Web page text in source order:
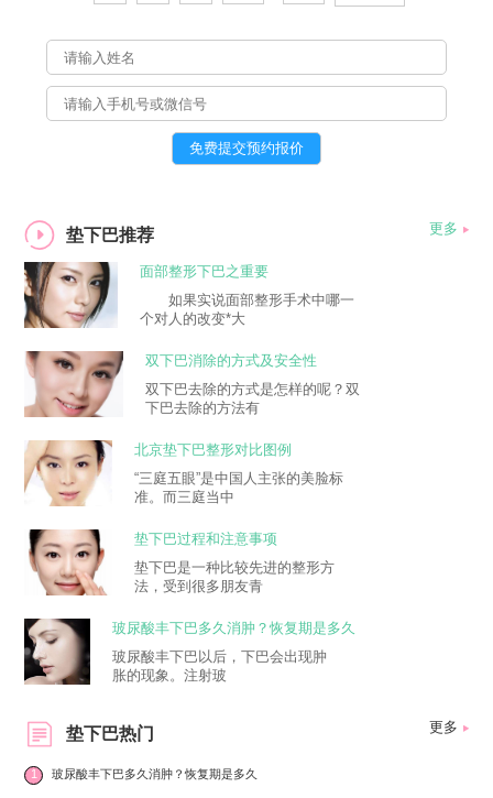
垫下巴推荐 更多
面部整形下巴之重要
如果实说面部整形手术中哪一
个对人的改变*大
双下巴消除的方式及安全性
双下巴去除的方式是怎样的呢？双
下巴去除的方法有
北京垫下巴整形对比图例
“三庭五眼”是中国人主张的美脸标
准。而三庭当中
垫下巴过程和注意事项
垫下巴是一种比较先进的整形方
法，受到很多朋友青
玻尿酸丰下巴多久消肿？恢复期是多久
玻尿酸丰下巴以后，下巴会出现肿
胀的现象。注射玻
垫下巴热门 更多
1 玻尿酸丰下巴多久消肿？恢复期是多久